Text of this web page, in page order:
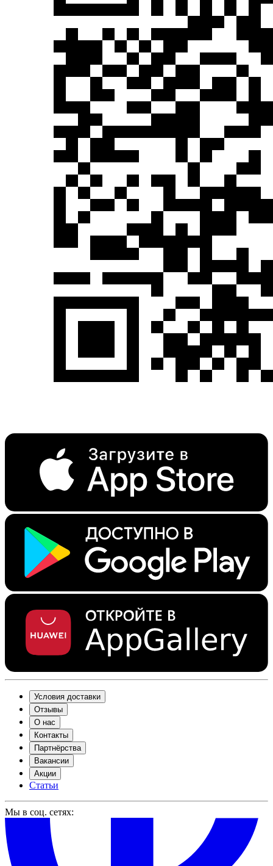
Условия доставки
Отзывы
О нас
Контакты
Партнёрства
Вакансии
Акции
Статьи
Мы в соц. сетях: